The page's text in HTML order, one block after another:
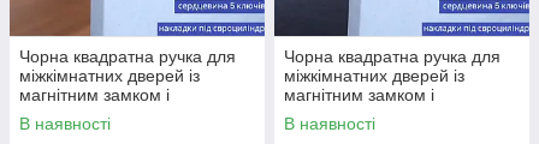
Чорна квадратна ручка для
міжкімнатних дверей із
магнітним замком і
циліндром 5 ключіTRION
LIBERA AL-49 Black
В наявності
Чорна квадратна ручка для
міжкімнатних дверей із
магнітним замком і
циліндром 5 ключіTRION
GALAXY AL-49 Black
В наявності